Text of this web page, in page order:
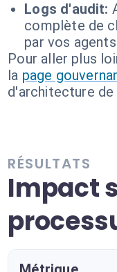
Logs d'audit:
complète de
par vos
Pour aller plus
la page
d'architecture de
RÉSULTATS
Impact